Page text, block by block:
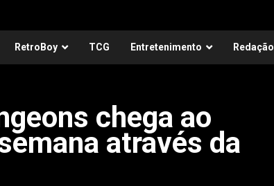
RetroBoy TCG Entretenimento Redação
chega ao
através da